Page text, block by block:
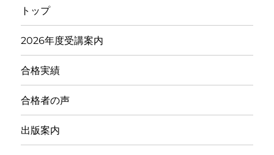
トップ
2026年度受講案内
合格実績
合格者の声
出版案内